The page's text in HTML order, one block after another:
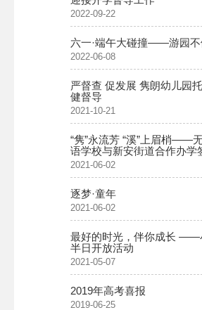
2022-09-22
六一·端午大碰撞——游园不
2022-06-08
严督查 促发展 隽朗幼儿园
健督导
2021-10-21
“隽”永流芳 “溪”上眉梢——
语学校与新安街道合作办学
2021-06-02
逐梦·童年
2021-06-02
最好的时光，伴你成长 ——
半日开放活动
2021-05-07
2019年高考喜报
2019-06-25